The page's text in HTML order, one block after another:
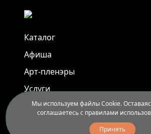
Каталог
Афиша
Арт-пленэры
Услуги
Новости
Мы используем файлы Cookie.
соглашаетесь с правилами
Принять